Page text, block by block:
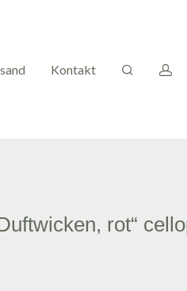
Kontakt
rot“